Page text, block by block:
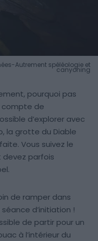
Autrement spéléologie et
canyoning
pourquoi pas
compte de
d’explorer avec
la grotte du Diable
Vous suivez le
devez parfois
de ramper dans
séance d’initiation !
de partir pour un
à l’intérieur du